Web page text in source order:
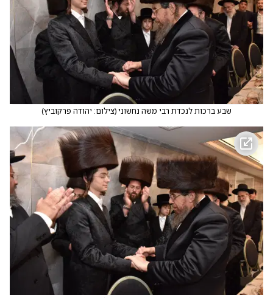
שבע ברכות לנכדת רבי משה נחשוני(צילום: יהודה פרקוביץ)